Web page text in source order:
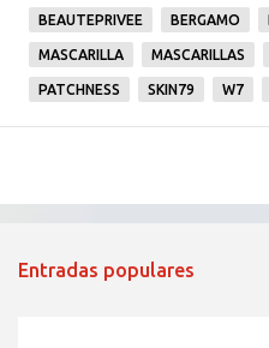
BEAUTEPRIVEE BERGAMO
MASCARILLA MASCARILLAS
PATCHNESS SKIN79 W7
Entradas populares